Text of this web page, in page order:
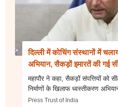
दिल्ली में कोचिंग संस्थानों में
अभियान, सैकड़ों इमारतें की गई
महापौर ने कहा, सैकड़ों संपत्तियों को
निर्माणों के खिलाफ ध्वस्तीकरण
Press Trust of India